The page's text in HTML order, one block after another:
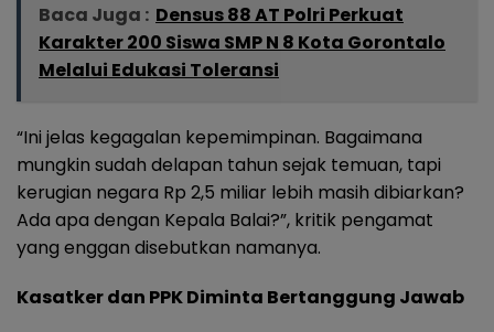
Baca Juga : Densus 88 AT Polri Perkuat
Karakter 200 Siswa SMP N 8 Kota Gorontalo
Melalui Edukasi Toleransi
“Ini jelas kegagalan kepemimpinan. Bagaimana
mungkin sudah delapan tahun sejak temuan, tapi
kerugian negara Rp 2,5 miliar lebih masih dibiarkan?
Ada apa dengan Kepala Balai?”, kritik pengamat
yang enggan disebutkan namanya.
Kasatker dan PPK Diminta Bertanggung Jawab